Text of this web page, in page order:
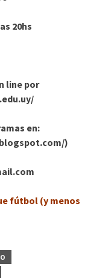
20hs
line por
en:
)
fútbol (y menos